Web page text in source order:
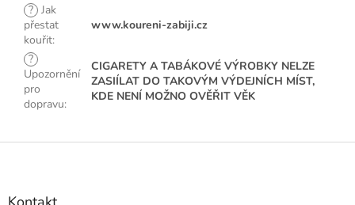
? Jak
přestat
kouřit:
www.koureni-zabiji.cz
?
Upozornění
pro
dopravu:
CIGARETY A TABÁKOVÉ VÝROBKY NELZE
ZASIÍLAT DO TAKOVÝM VÝDEJNÍCH MÍST,
KDE NENÍ MOŽNO OVĚŘIT VĚK
Z